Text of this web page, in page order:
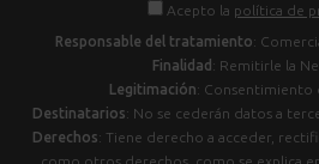
Acepto la política de
Responsable del tratamiento:
Finalidad : Remitirle la
Legitimación: Consentimiento
Destinatarios: No se cederán datos a
Derechos: Tiene derecho a acceder,